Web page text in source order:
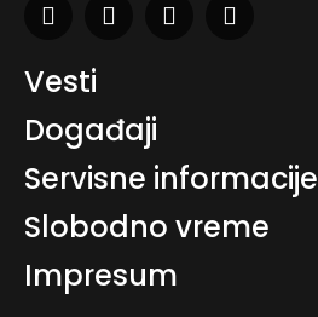
Vesti
Događaji
Servisne informacije
Slobodno vreme
Impresum